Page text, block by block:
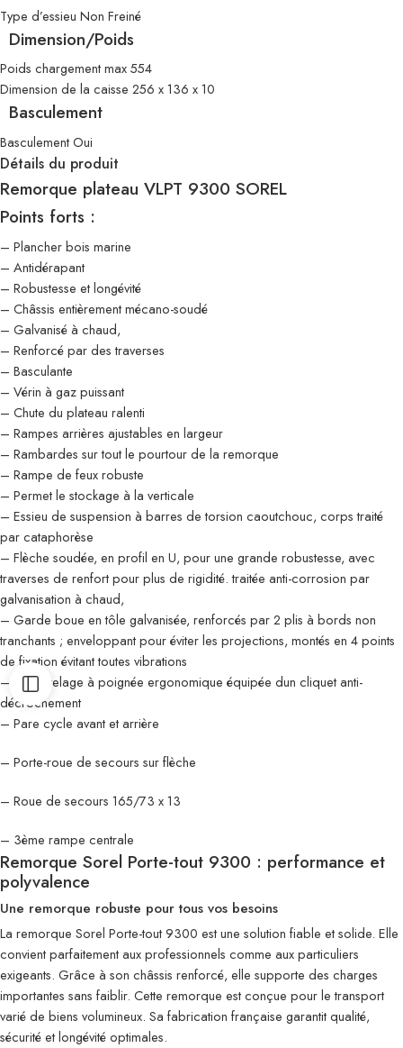
Type d’essieu Non Freiné
Dimension/Poids
Poids chargement max 554
Dimension de la caisse 256 x 136 x 10
Basculement
Basculement Oui
Détails du produit
Remorque plateau VLPT 9300 SOREL
Points forts :
– Plancher bois marine
– Antidérapant
– Robustesse et longévité
– Châssis entièrement mécano-soudé
– Galvanisé à chaud,
– Renforcé par des traverses
– Basculante
– Vérin à gaz puissant
– Chute du plateau ralenti
– Rampes arrières ajustables en largeur
– Rambardes sur tout le pourtour de la remorque
– Rampe de feux robuste
– Permet le stockage à la verticale
– Essieu de suspension à barres de torsion caoutchouc, corps traité
par cataphorèse
– Flèche soudée, en profil en U, pour une grande robustesse, avec
traverses de renfort pour plus de rigidité. traitée anti-corrosion par
galvanisation à chaud,
– Garde boue en tôle galvanisée, renforcés par 2 plis à bords non
tranchants ; enveloppant pour éviter les projections, montés en 4 points
de fixation évitant toutes vibrations
– Tête attelage à poignée ergonomique équipée dun cliquet anti-
décrochement
– Pare cycle avant et arrière
– Porte-roue de secours sur flèche
– Roue de secours 165/73 x 13
– 3ème rampe centrale
Remorque Sorel Porte-tout 9300 : performance et
polyvalence
Une remorque robuste pour tous vos besoins
La remorque Sorel Porte-tout 9300 est une solution fiable et solide. Elle
convient parfaitement aux professionnels comme aux particuliers
exigeants. Grâce à son châssis renforcé, elle supporte des charges
importantes sans faiblir. Cette remorque est conçue pour le transport
varié de biens volumineux. Sa fabrication française garantit qualité,
sécurité et longévité optimales.